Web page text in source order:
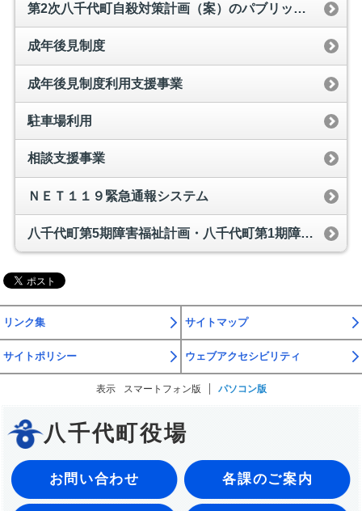
第2次八千代町自殺対策計画（案）のパブリックコメントの実施について
成年後見制度
成年後見制度利用支援事業
駐車場利用
相談支援事業
ＮＥＴ１１９緊急通報システム
八千代町第5期障害福祉計画・八千代町第1期障害児福祉計画
リンク集 サイトマップ
サイトポリシー ウェブアクセシビリティ
表示 スマートフォン版 パソコン版
八千代町役場
お問い合わせ 各課のご案内